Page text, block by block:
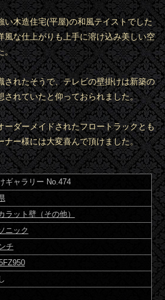
い木造住宅(平屋)の和風テイストでした
風な仕上がりも上手に溶け込み美しい空
。
されたそうで、テレビの壁掛けは新築の
されていたと仰っておられました。
ーダーメイドされたフロートラックとも
ナー様には大変喜んで頂けました。
ギャラリー No.474
ラット壁（その他）
ニック
チ